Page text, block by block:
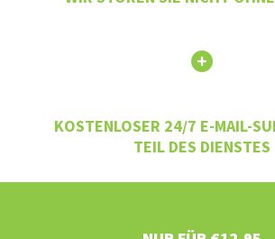
KOSTENLOSER 24/7 E-MAIL-
TEIL DES DIENSTES